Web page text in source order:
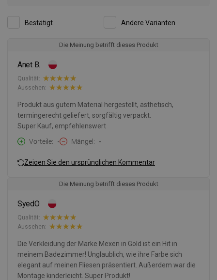
Bestätigt Andere Varianten
Die Meinung betrifft dieses Produkt
Anet B.
Qualität:
Aussehen:
Produkt aus gutem Material hergestellt, ästhetisch,
termingerecht geliefert, sorgfältig verpackt.
Super Kauf, empfehlenswert
Vorteile
- Mängel -
Zeigen Sie den ursprünglichen Kommentar
Die Meinung betrifft dieses Produkt
SyedO
Qualität:
Aussehen:
Die Verkleidung der Marke Mexen in Gold ist ein Hit in
meinem Badezimmer! Unglaublich, wie ihre Farbe sich
elegant auf meinen Fliesen präsentiert. Außerdem war die
Montage kinderleicht. Super Produkt!